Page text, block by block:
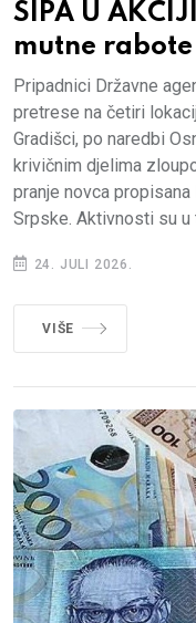
SIPA U
mutne rabote
Pripadnici Državne
pretrese na četiri
Gradišci, po naredbi
krivičnim djelima
pranje novca
Srpske. Aktivnosti su u
24. JULI 2026.
VIŠE